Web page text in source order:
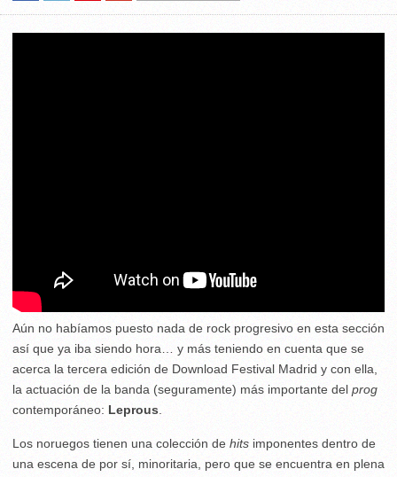
Aún no habíamos puesto nada de rock progresivo en esta sección
así que ya iba siendo hora… y más teniendo en cuenta que se
acerca la tercera edición de Download Festival Madrid y con ella,
la actuación de la banda (seguramente) más importante del prog
contemporáneo: Leprous
Los noruegos tienen una colección de hits imponentes dentro de
una escena de por sí, minoritaria, pero que se encuentra en plena